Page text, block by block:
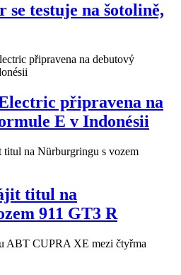
se testuje na šotolině,
připravena na
E v Indonésii
titul na
911 GT3 R